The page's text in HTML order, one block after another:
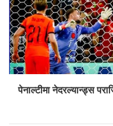
पेनाल्टीमा नेदरल्यान्ड्स